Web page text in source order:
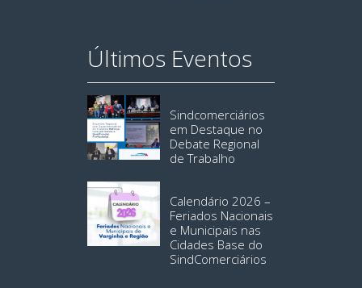
Últimos Eventos
Sindcomerciários
em Destaque no
Debate Regional
de Trabalho
Calendário 2026 –
Feriados Nacionais
e Municipais nas
Cidades Base do
SindComerciários